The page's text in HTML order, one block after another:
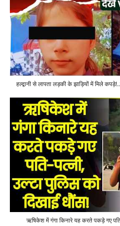
हल्द्वानी से लापता लड़की के झाड़ियों में मिले
ऋषिकेश में गंगा किनारे यह करते पकड़े गए